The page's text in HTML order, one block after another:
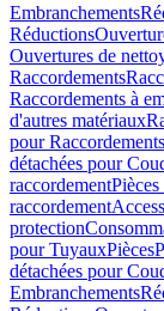
Embranchements
Réductions
Ouvertures de
Raccordements
Raccordements à
d'autres matériaux
pour
détachées pour
raccordement
raccordement
protection
pour TuyauxPièces
détachées pour
Embranchements